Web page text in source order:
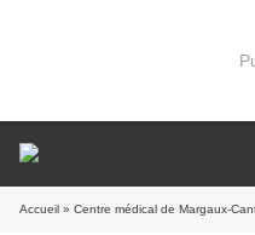
Accueil » Centre médical de Margaux-